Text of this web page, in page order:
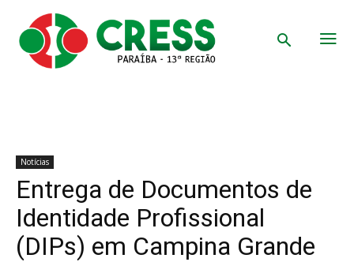
Notícias
Entrega de Documentos de
Identidade Profissional
(DIPs) em Campina Grande